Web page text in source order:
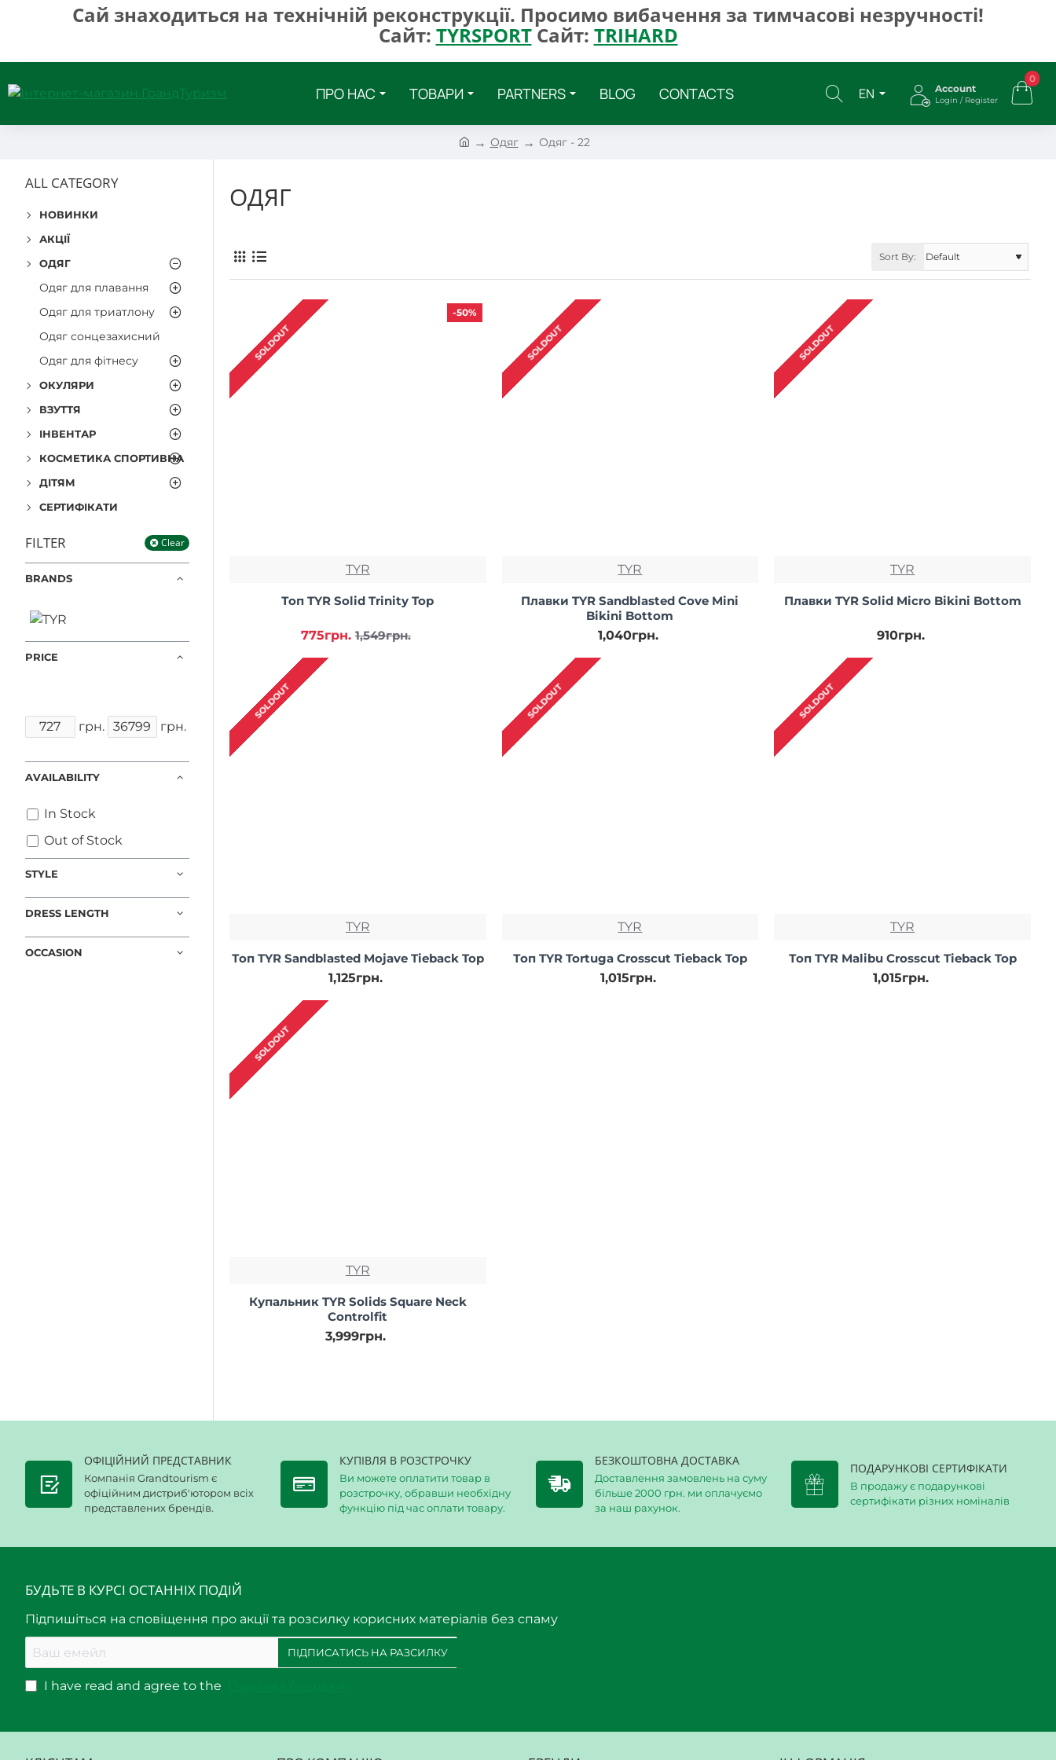
Сай знаходиться на технічній реконструкції. Просимо вибачення за тимчасові незручності!
Сайт: TYRSPORTСайт: TRIHARD
ПРО НАС ТОВАРИ PARTNERS BLOG CONTACTS EN Account
Login / Register
0
h
Одяг Одяг - 22
ALL CATEGORY
НОВИНКИ
АКЦІЇ
ОДЯГ
Одяг для плавання
Одяг для триатлону
Одяг сонцезахисний
Одяг для фітнесу
ОКУЛЯРИ
ВЗУТТЯ
ІНВЕНТАР
КОСМЕТИКА СПОРТИВНА
ДІТЯМ
СЕРТИФІКАТИ
FILTER Clear
BRANDS
PRICE
грн. грн.
AVAILABILITY
In Stock
Out of Stock
STYLE
DRESS LENGTH
OCCASION
ОДЯГ
Sort By:
-50%
SOLDOUT
TYR
Топ TYR Solid Trinity Top
775грн. 1,549грн.
SOLDOUT
TYR
Плавки TYR Sandblasted Cove Mini
Bikini Bottom
1,040грн.
SOLDOUT
TYR
Плавки TYR Solid Micro Bikini Bottom
910грн.
SOLDOUT
TYR
Топ TYR Sandblasted Mojave Tieback Top
1,125грн.
SOLDOUT
TYR
Топ TYR Tortuga Crosscut Tieback Top
1,015грн.
SOLDOUT
TYR
Топ TYR Malibu Crosscut Tieback Top
1,015грн.
SOLDOUT
TYR
Купальник TYR Solids Square Neck
Controlfit
3,999грн.
ОФІЦІЙНИЙ ПРЕДСТАВНИК
Компанія Grandtourism є
офіційним дистриб'ютором всіх
представлених брендів.
КУПІВЛЯ В РОЗСТРОЧКУ
Ви можете оплатити товар в
розстрочку, обравши необхідну
функцію під час оплати товару.
БЕЗКОШТОВНА ДОСТАВКА
Доставлення замовлень на суму
більше 2000 грн. ми оплачуємо
за наш рахунок.
ПОДАРУНКОВІ СЕРТИФІКАТИ
В продажу є подарункові
сертифікати різних номіналів
БУДЬТЕ В КУРСІ ОСТАННІХ ПОДІЙ
Підпишіться на сповіщення про акції та розсилку корисних матеріалів без спаму
Ваш
емейл
ПІДПИСАТИСЬ НА РАЗСИЛКУ
I have read and agree to the